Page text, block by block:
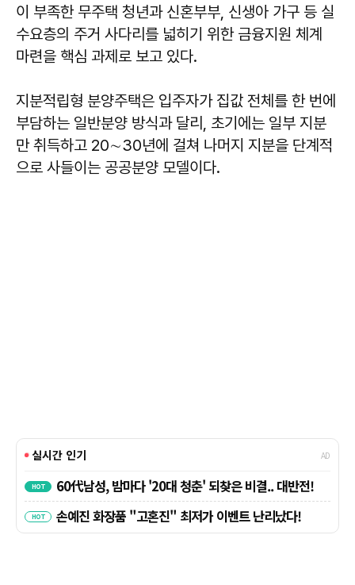
이 부족한 무주택 청년과 신혼부부, 신생아 가구 등 실
수요층의 주거 사다리를 넓히기 위한 금융지원 체계
마련을 핵심 과제로 보고 있다.
지분적립형 분양주택은 입주자가 집값 전체를 한 번에
부담하는 일반분양 방식과 달리, 초기에는 일부 지분
만 취득하고 20∼30년에 걸쳐 나머지 지분을 단계적
으로 사들이는 공공분양 모델이다.